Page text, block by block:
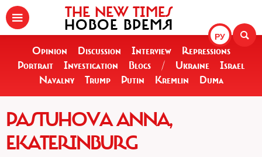
РУ
THE NEW TIMES
НОВОЕ ВРЕМЯ
Opinion Discussion Interview
Repressions
Portrait
Investigation Blogs / Ukraine
Israel
Navalny
Trump Putin Kremlin Duma
PASTUHOVA ANNA,
EKATERINBURG